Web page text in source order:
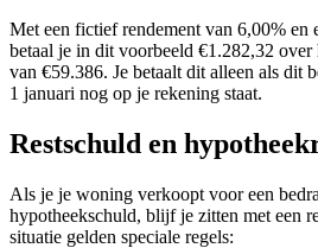
Met een fictief rendement van 6,00% en
betaal je in dit voorbeeld €1.282,32 over
van €59.386. Je betaalt dit alleen als dit
1 januari nog op je rekening staat.
Restschuld en
Als je je woning verkoopt voor een
hypotheekschuld, blijf je zitten met een
situatie gelden speciale regels: